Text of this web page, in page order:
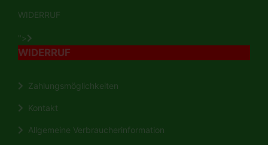
WIDERRUF
">
WIDERRUF
Zahlungsmöglichkeiten
Kontakt
Allgemeine Verbraucherinformation